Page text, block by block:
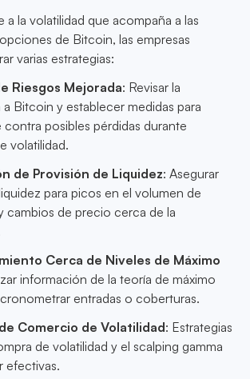
a la volatilidad que acompaña a las
de Bitcoin, las empresas
varias estrategias:
Riesgos Mejorada: Revisar la
Bitcoin y establecer medidas para
posibles pérdidas durante
volatilidad.
de Provisión de Liquidez: Asegurar
para picos en el volumen de
cambios de precio cerca de la
Cerca de Niveles de Máximo
información de la teoría de máximo
entradas o coberturas.
Comercio de Volatilidad: Estrategias
de volatilidad y el scalping gamma
efectivas.